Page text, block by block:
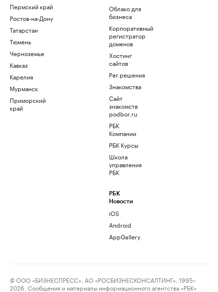
Пермский край
Ростов-на-Дону
Татарстан
Тюмень
Черноземье
Кавказ
Карелия
Мурманск
Приморский
край
Облако для
бизнеса
Корпоративный
регистратор
доменов
Хостинг
сайтов
Рег.решения
Знакомства
Сайт
знакомств
podbor.ru
РБК
Компании
РБК Курсы
Школа
управления
РБК
РБК
Новости
iOS
Android
AppGallery
© ООО «БИЗНЕСПРЕСС», АО «РОСБИЗНЕСКОНСАЛТИНГ», 1995–
2026. Сообщения и материалы информационного агентства «РБК»